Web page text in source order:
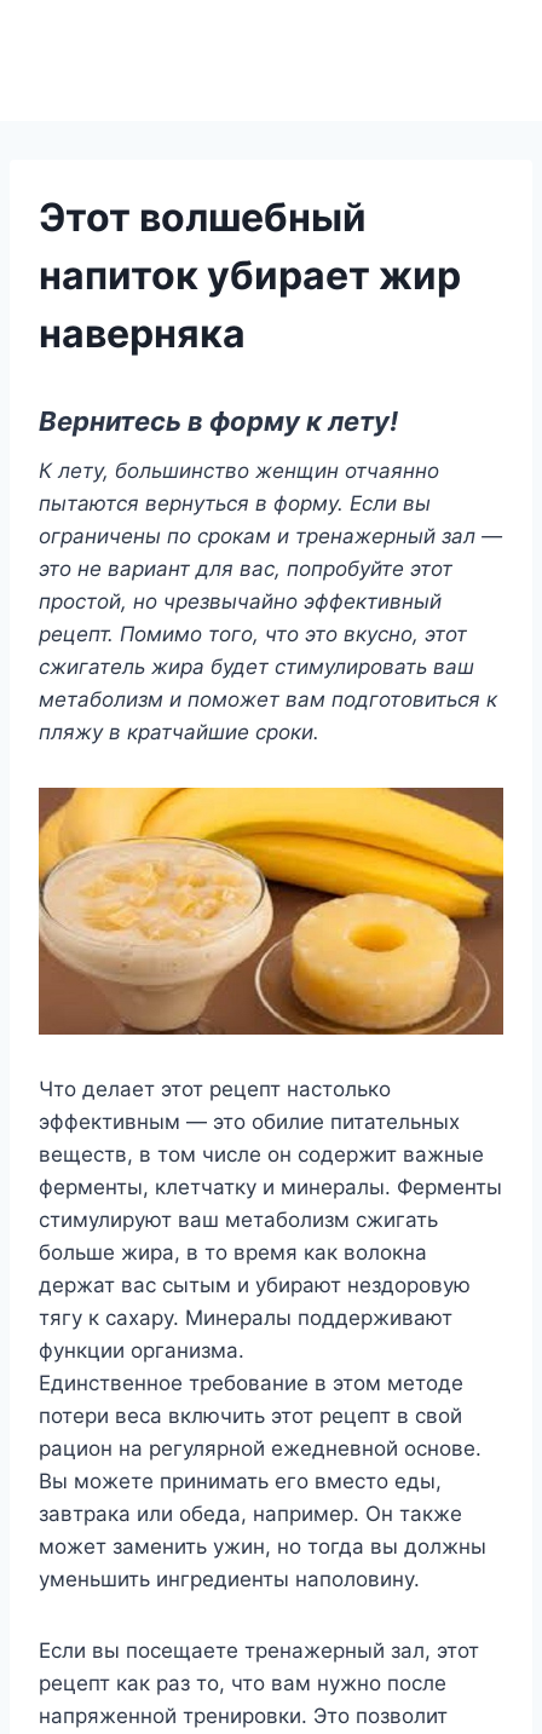
Этот волшебный
напиток убирает жир
наверняка
Вернитесь в форму к лету!
К лету, большинство женщин отчаянно
пытаются вернуться в форму. Если вы
ограничены по срокам и тренажерный зал —
это не вариант для вас, попробуйте этот
простой, но чрезвычайно эффективный
рецепт. Помимо того, что это вкусно, этот
сжигатель жира будет стимулировать ваш
метаболизм и поможет вам подготовиться к
пляжу в кратчайшие сроки.
Что делает этот рецепт настолько
эффективным — это обилие питательных
веществ, в том числе он содержит важные
ферменты, клетчатку и минералы. Ферменты
стимулируют ваш метаболизм сжигать
больше жира, в то время как волокна
держат вас сытым и убирают нездоровую
тягу к сахару. Минералы поддерживают
функции организма.
Единственное требование в этом методе
потери веса включить этот рецепт в свой
рацион на регулярной ежедневной основе.
Вы можете принимать его вместо еды,
завтрака или обеда, например. Он также
может заменить ужин, но тогда вы должны
уменьшить ингредиенты наполовину.
Если вы посещаете тренажерный зал, этот
рецепт как раз то, что вам нужно после
напряженной тренировки. Это позволит